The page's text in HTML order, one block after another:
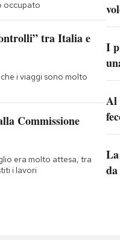
occupato
tra Italia e
i viaggi sono molto
Commissione
era molto attesa, tra
i lavori
I
Al